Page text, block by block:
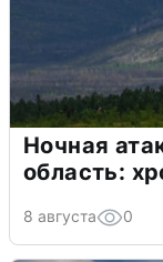
Ночная
область:
8 августа 0